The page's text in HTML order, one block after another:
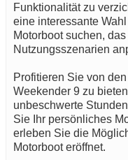
Funktionalität zu
eine interessante
Motorboot suchen,
Nutzungsszenarien
Profitieren Sie von
Weekender 9 zu
unbeschwerte
Sie Ihr persönliches
erleben Sie die
Motorboot eröffnet.